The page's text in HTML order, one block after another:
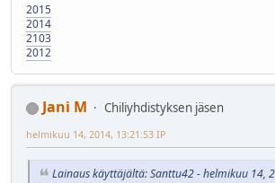
2015
2014
2103
2012
Jani M
Chiliyhdistyksen jäsen
helmikuu 14, 2014, 13:21:53 IP
Lainaus käyttäjältä: Santtu42 - helmikuu 14,